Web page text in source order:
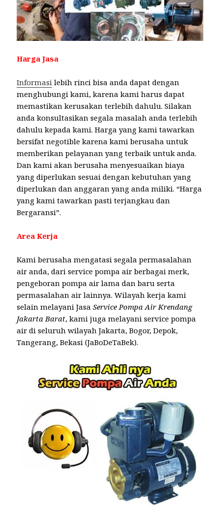
Harga Jasa
Informasi lebih rinci bisa anda dapat dengan
menghubungi kami, karena kami harus dapat
memastikan kerusakan terlebih dahulu. Silakan
anda konsultasikan segala masalah anda terlebih
dahulu kepada kami. Harga yang kami tawarkan
bersifat negotible karena kami berusaha untuk
memberikan pelayanan yang terbaik untuk anda.
Dan kami akan berusaha menyesuaikan biaya
yang diperlukan sesuai dengan kebutuhan yang
diperlukan dan anggaran yang anda miliki. “Harga
yang kami tawarkan pasti terjangkau dan
Bergaransi”.
Area Kerja
Kami berusaha mengatasi segala permasalahan
air anda, dari service pompa air berbagai merk,
pengeboran pompa air lama dan baru serta
permasalahan air lainnya. Wilayah kerja kami
selain melayani JasaService Pompa Air Krendang
Jakarta Barat, kami juga melayani service pompa
air di seluruh wilayah Jakarta, Bogor, Depok,
Tangerang, Bekasi (JaBoDeTaBek).